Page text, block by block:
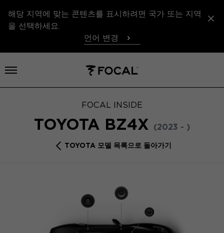
해당 지역에 맞는 콘텐츠를 표시하려면 국가 또는 지역
을 선택하세요.
언어 변경
메뉴 열기
FOCAL INSIDE
TOYOTA BZ4X (2023 - )
TOYOTA 모델 목록으로 돌아가기